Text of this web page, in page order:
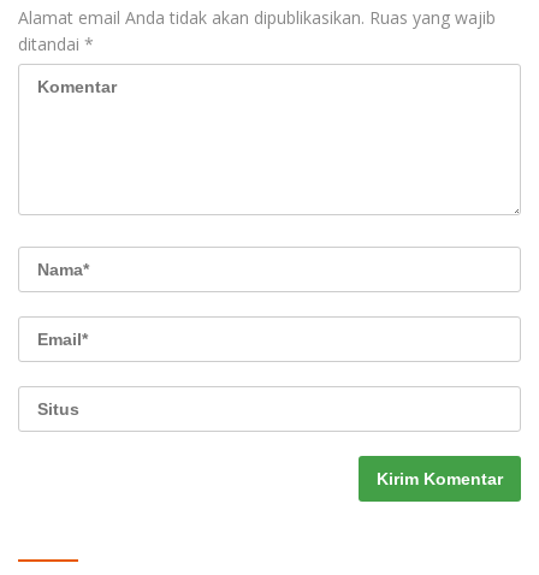
Alamat email Anda tidak akan dipublikasikan. Ruas yang wajib
ditandai *